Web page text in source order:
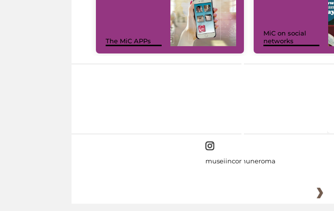
The MiC APPs
MiC on social
networks
museiincomuneroma